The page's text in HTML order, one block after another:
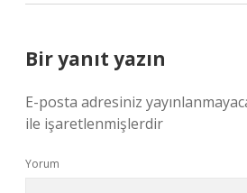
Bir yanıt yazın
E-posta adresiniz
ile işaretlenmişlerdir
Yorum